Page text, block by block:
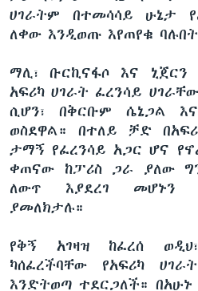
ሀገራትም በተመሳሳይ ሁኔታ
ለቀው እንዲወጡ እየጠየቁ
ማሊ፣ ቡርኪናፋሶ እና
አፍሪካ ሀገራት ፈረንሳይ
ሲሆን፣ በቅርቡም ሴኔጋል
ወስደዋል። በተለይ ቻድ
ታማኝ የፈረንሳይ አጋር ሆና
ቀጠናው ከፓሪስ ጋራ ያለው
ለውጥ እያደረገ መሆኑን
ያመለክታሉ።
የቅኝ አገዛዝ ከፈረሰ
ካሰፈረችባቸው የአፍሪካ
እንድትወጣ ተደርጋለች።